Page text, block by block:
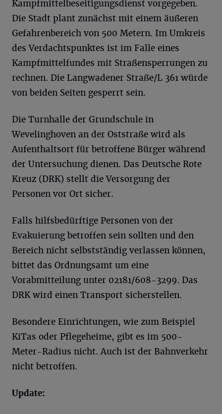
Kampfmittelbeseitigungsdienst vorgegeben.
Die Stadt plant zunächst mit einem äußeren
Gefahrenbereich von 500 Metern. Im Umkreis
des Verdachtspunktes ist im Falle eines
Kampfmittelfundes mit Straßensperrungen zu
rechnen. Die Langwadener Straße/L 361 würde
von beiden Seiten gesperrt sein.
Die Turnhalle der Grundschule in
Wevelinghoven an der Oststraße wird als
Aufenthaltsort für betroffene Bürger während
der Untersuchung dienen. Das Deutsche Rote
Kreuz (DRK) stellt die Versorgung der
Personen vor Ort sicher.
Falls hilfsbedürftige Personen von der
Evakuierung betroffen sein sollten und den
Bereich nicht selbstständig verlassen können,
bittet das Ordnungsamt um eine
Vorabmitteilung unter 02181/608-3299. Das
DRK wird einen Transport sicherstellen.
Besondere Einrichtungen, wie zum Beispiel
KiTas oder Pflegeheime, gibt es im 500-
Meter-Radius nicht. Auch ist der Bahnverkehr
nicht betroffen.
Update: